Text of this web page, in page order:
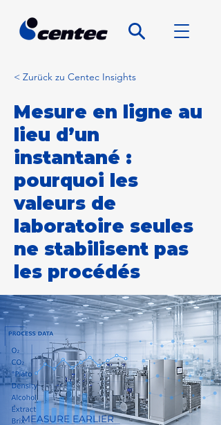
< Zurück zu Centec Insights
Mesure en ligne au
lieu d’un
instantané :
pourquoi les
valeurs de
laboratoire seules
ne stabilisent pas
les procédés
MEASURE EARLIER